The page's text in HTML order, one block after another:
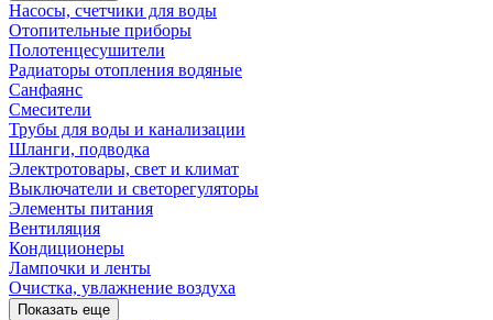
Насосы, счетчики для воды
Отопительные приборы
Полотенцесушители
Радиаторы отопления водяные
Санфаянс
Смесители
Трубы для воды и канализации
Шланги, подводка
Электротовары, свет и климат
Выключатели и светорегуляторы
Элементы питания
Вентиляция
Кондиционеры
Лампочки и ленты
Очистка, увлажнение воздуха
Показать еще